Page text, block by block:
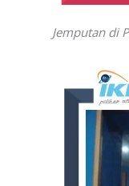
Jemputan di